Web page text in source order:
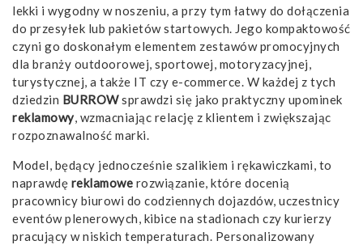
lekki i wygodny w noszeniu, a przy tym łatwy do dołączenia
do przesyłek lub pakietów startowych. Jego kompaktowość
czyni go doskonałym elementem zestawów promocyjnych
dla branży outdoorowej, sportowej, motoryzacyjnej,
turystycznej, a także IT czy e-commerce. W każdej z tych
dziedzin BURROWsprawdzi się jako praktyczny upominek
reklamowy, wzmacniając relację z klientem i zwiększając
rozpoznawalność marki.
Model, będący jednocześnie szalikiem i rękawiczkami, to
naprawdę reklamowe rozwiązanie, które docenią
pracownicy biurowi do codziennych dojazdów, uczestnicy
eventów plenerowych, kibice na stadionach czy kurierzy
pracujący w niskich temperaturach. Personalizowany